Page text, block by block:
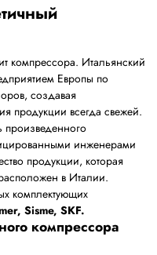
компрессора. Итальянский
Европы по
создавая
продукции всегда свежей.
произведенного
инженерами
продукции, которая
в Италии.
комплектующих
Sisme, SKF.
компрессора